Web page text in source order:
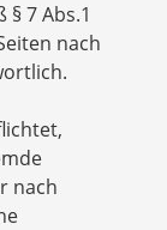
7 Abs.1
nach
nach